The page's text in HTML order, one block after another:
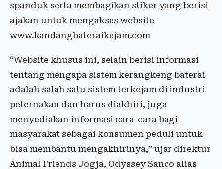
spanduk serta membagikan stiker yang berisi
ajakan untuk mengakses website
www.kandangbateraikejam.com
“Website khusus ini, selain berisi informasi
tentang mengapa sistem kerangkeng baterai
adalah salah satu sistem terkejam di industri
peternakan dan harus diakhiri, juga
menyediakan informasi cara-cara bagi
masyarakat sebagai konsumen peduli untuk
bisa membantu mengakhirinya,” ujar direktur
Animal Friends Jogja, Odyssey Sanco alias